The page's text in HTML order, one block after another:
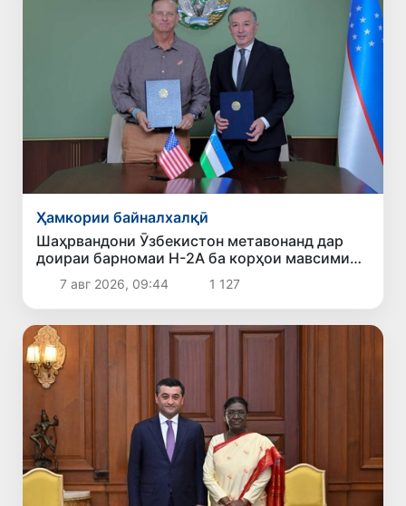
Ҳамкории байналхалқӣ
Шаҳрвандони Ӯзбекистон метавонанд дар
доираи барномаи H-2A ба корҳои мавсимии
кишоварзӣ дар ИМА сафарбар шаванд
7 авг 2026, 09:44 1 127